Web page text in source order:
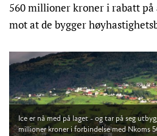
560 millioner kroner i rabatt
mot at de bygger
Ice er nå med på laget - og tar på seg
millioner kroner i forbindelse med Nkoms